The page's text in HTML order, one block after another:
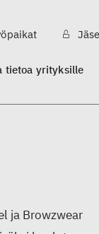
tietoa yrityksille
ja Browzwear